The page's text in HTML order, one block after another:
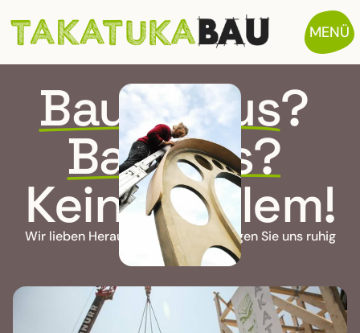
MENÜ
Baumhaus?
Bambus?
Kein Problem!
Wir lieben Herausforderungen – fragen Sie uns ruhig
das Unmögliche.